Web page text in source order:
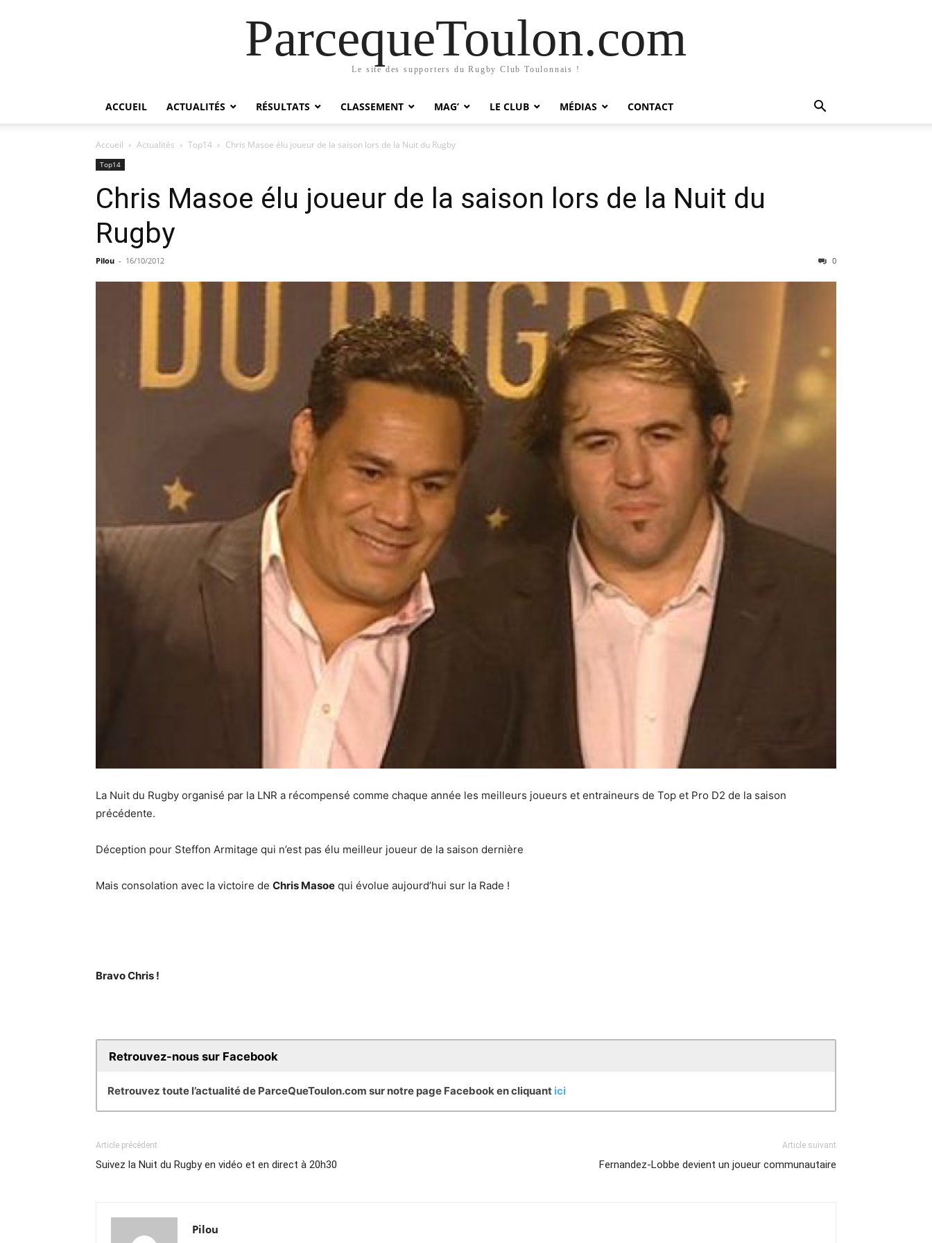
ParcequeToulon.com
Le site des supporters du Rugby Club Toulonnais !
ACCUEIL ACTUALITÉS RÉSULTATS CLASSEMENT MAG’ LE CLUB MÉDIAS CONTACT
Accueil Actualités Top14 Chris Masoe élu joueur de la saison lors de la Nuit du Rugby
Top14
Chris Masoe élu joueur de la saison lors de la Nuit du
Rugby
Pilou - 16/10/2012 0
La Nuit du Rugby organisé par la LNR a récompensé comme chaque année les meilleurs joueurs et entraineurs de Top et Pro D2 de la saison
précédente.
Déception pour Steffon Armitage qui n’est pas élu meilleur joueur de la saison dernière
Mais consolation avec la victoire de Chris Masoe qui évolue aujourd’hui sur la Rade !
Bravo Chris !
Retrouvez-nous sur Facebook
Retrouvez toute l’actualité de ParceQueToulon.com sur notre page Facebook en cliquant ici
Article précédent
Suivez la Nuit du Rugby en vidéo et en direct à 20h30
Article suivant
Fernandez-Lobbe devient un joueur communautaire
Pilou